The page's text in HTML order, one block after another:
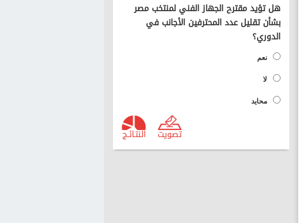
هل تؤيد مقترح الجهاز الفني لمنتخب مصر
بشأن تقليل عدد المحترفين الأجانب في
الدوري؟
نعم
لا
محايد
النتـائـج تصويت